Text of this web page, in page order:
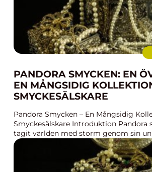
PANDORA SMYCKEN: EN
EN MÅNGSIDIG
SMYCKESÄLSKARE
Pandora Smycken – En Mångsidig
Smyckesälskare Introduktion Pandora
tagit världen med storm genom sin